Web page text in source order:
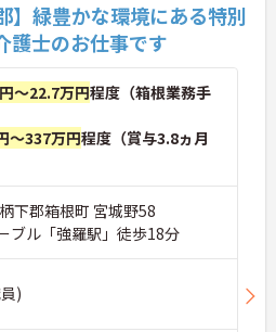
】緑豊かな環境にある特別
護士のお仕事です
～22.7万円程度（箱根業務手
～337万円程度（賞与3.8ヵ月
下郡箱根町 宮城野58
ブル「強羅駅」徒歩18分
)